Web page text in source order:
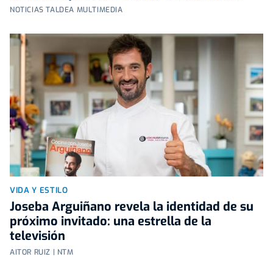
NOTICIAS TALDEA MULTIMEDIA
VIDA Y ESTILO
Joseba Arguiñano revela la identidad de su
próximo invitado: una estrella de la
televisión
AITOR RUIZ | NTM